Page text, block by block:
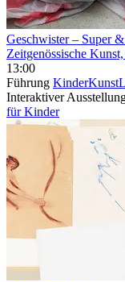
Geschwister – Super
Zeitgenössische
13:00
Führung
Interaktiver
für Kinder